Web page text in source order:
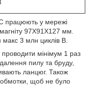
працюють у мережі
97Х91Х127 мм.
макс 3 млн циклів В.
проводити мінімум 1 раз
пилу та бруду,
ланцюг. Також
обмотки, щоб не було